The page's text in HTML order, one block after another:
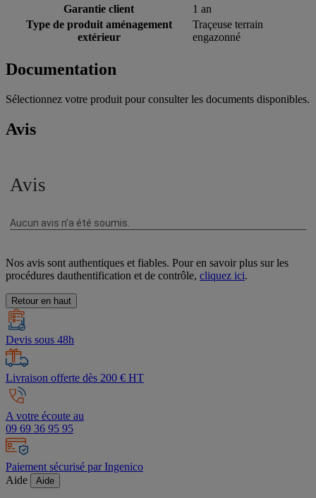
Garantie client
1 an
Type de produit aménagement
extérieur
Traçeuse terrain
engazonné
Documentation
Sélectionnez votre produit pour consulter les documents disponibles.
Avis
Nos avis sont authentiques et fiables. Pour en savoir plus sur les
procédures dauthentification et de contrôle, cliquez ici.
Retour en haut
Devis sous 48h
Livraison offerte dès 200 € HT
A votre écoute au
09 69 36 95 95
Paiement sécurisé par Ingenico
Aide
Aide